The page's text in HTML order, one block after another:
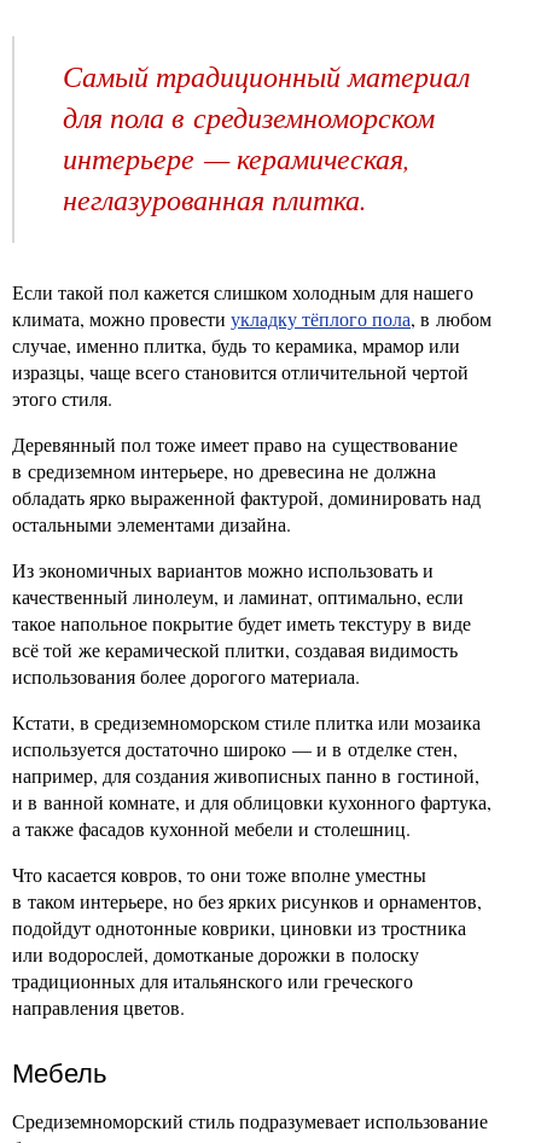
Самый традиционный материал
для пола в средиземноморском
интерьере — керамическая,
неглазурованная плитка.
Если такой пол кажется слишком холодным для нашего
климата, можно провести укладку тёплого пола, в любом
случае, именно плитка, будь то керамика, мрамор или
изразцы, чаще всего становится отличительной чертой
этого стиля.
Деревянный пол тоже имеет право на существование
в средиземном интерьере, но древесина не должна
обладать ярко выраженной фактурой, доминировать над
остальными элементами дизайна.
Из экономичных вариантов можно использовать и
качественный линолеум, и ламинат, оптимально, если
такое напольное покрытие будет иметь текстуру в виде
всё той же керамической плитки, создавая видимость
использования более дорогого материала.
Кстати, в средиземноморском стиле плитка или мозаика
используется достаточно широко — и в отделке стен,
например, для создания живописных панно в гостиной,
и в ванной комнате, и для облицовки кухонного фартука,
а также фасадов кухонной мебели и столешниц.
Что касается ковров, то они тоже вполне уместны
в таком интерьере, но без ярких рисунков и орнаментов,
подойдут однотонные коврики, циновки из тростника
или водорослей, домотканые дорожки в полоску
традиционных для итальянского или греческого
направления цветов.
Мебель
Средиземноморский стиль подразумевает использование